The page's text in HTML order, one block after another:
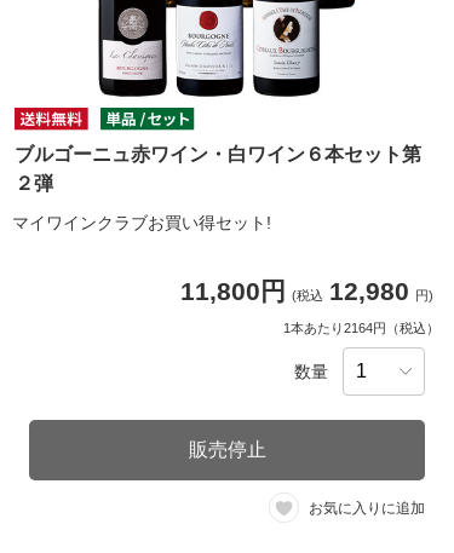
ブルゴーニュ赤ワイン・白ワイン６本セット第
２弾
マイワインクラブお買い得セット!
11,800円 (税込 12,980 円)
1本あたり2164円（税込）
数量
販売停止
お気に入りに追加